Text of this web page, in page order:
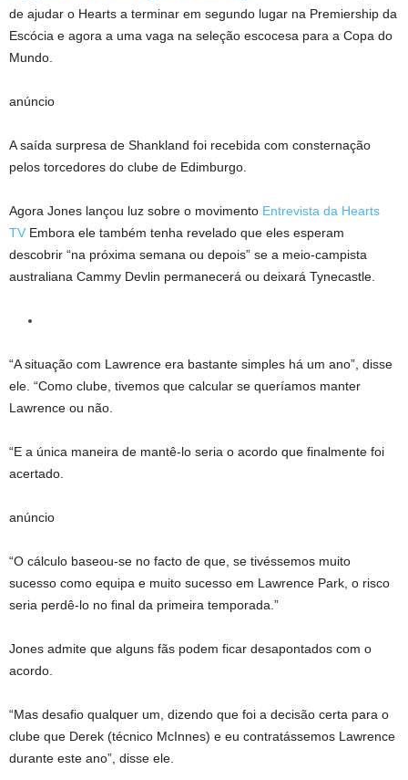
de ajudar o Hearts a terminar em segundo lugar na Premiership da
Escócia e agora a uma vaga na seleção escocesa para a Copa do
Mundo.
anúncio
A saída surpresa de Shankland foi recebida com consternação
pelos torcedores do clube de Edimburgo.
Agora Jones lançou luz sobre o movimento Entrevista da Hearts
TV Embora ele também tenha revelado que eles esperam
descobrir “na próxima semana ou depois” se a meio-campista
australiana Cammy Devlin permanecerá ou deixará Tynecastle.
“A situação com Lawrence era bastante simples há um ano”, disse
ele. “Como clube, tivemos que calcular se queríamos manter
Lawrence ou não.
“E a única maneira de mantê-lo seria o acordo que finalmente foi
acertado.
anúncio
“O cálculo baseou-se no facto de que, se tivéssemos muito
sucesso como equipa e muito sucesso em Lawrence Park, o risco
seria perdê-lo no final da primeira temporada.”
Jones admite que alguns fãs podem ficar desapontados com o
acordo.
“Mas desafio qualquer um, dizendo que foi a decisão certa para o
clube que Derek (técnico McInnes) e eu contratássemos Lawrence
durante este ano”, disse ele.